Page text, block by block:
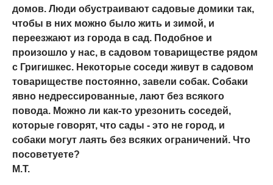
домов. Люди обустраивают садовые домики так,
чтобы в них можно было жить и зимой, и
переезжают из города в сад. Подобное и
произошло у нас, в садовом товариществе рядом
с Григишкес. Некоторые соседи живут в садовом
товариществе постоянно, завели собак. Собаки
явно недрессированные, лают без всякого
повода. Можно ли как-то урезонить соседей,
которые говорят, что сады - это не город, и
собаки могут лаять без всяких ограничений. Что
посоветуете?
М.Т.